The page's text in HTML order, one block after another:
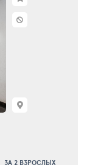
ЗА 2 ВЗРОСЛЫХ